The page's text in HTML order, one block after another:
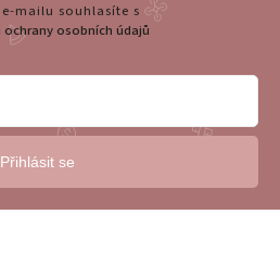
mailu souhlasíte s
osobních údajů
Přihlásit se